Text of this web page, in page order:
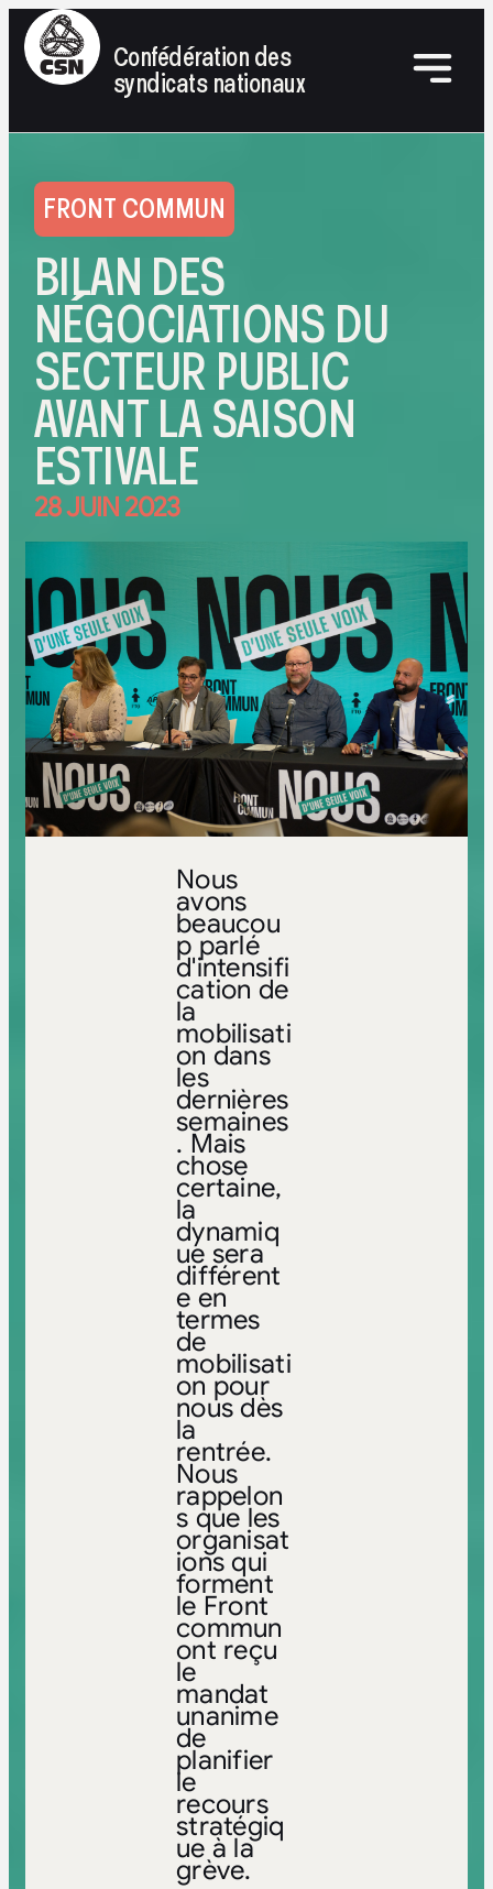
Confédération des
syndicats nationaux
FRONT COMMUN
BILAN DES
NÉGOCIATIONS DU
SECTEUR PUBLIC
AVANT LA SAISON
ESTIVALE
28 JUIN 2023
Nous
avons
beaucou
p parlé
d'intensifi
cation de
la
mobilisati
on dans
les
dernières
semaines
. Mais
chose
certaine,
la
dynamiq
ue sera
différent
e en
termes
de
mobilisati
on pour
nous dès
la
rentrée.
Nous
rappelon
s que les
organisat
ions qui
forment
le Front
commun
ont reçu
le
mandat
unanime
de
planifier
le
recours
stratégiq
ue à la
grève.